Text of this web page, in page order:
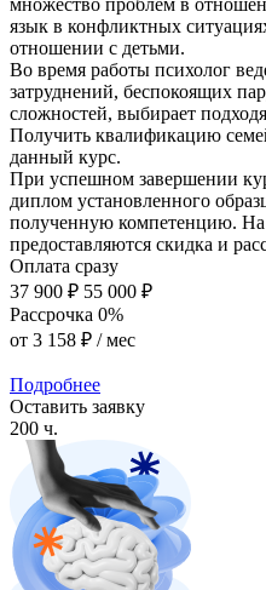
язык в конфликтных
отношении с детьми.
Во время работы психолог
затруднений, беспокоящих
сложностей, выбирает
Получить квалификацию
данный курс.
При успешном завершении
диплом установленного
полученную компетенцию. На
предоставляются скидка и
Оплата сразу
37 900 ₽ 55 000 ₽
Рассрочка 0%
от 3 158 ₽ / мес
Подробнее
Оставить заявку
200 ч.